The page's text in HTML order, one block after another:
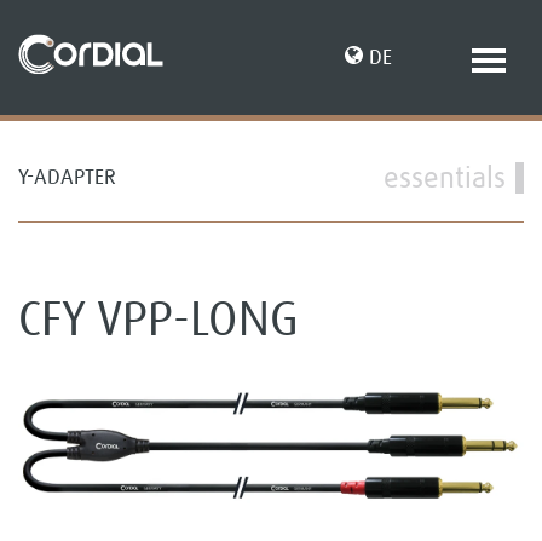
DE
Y-ADAPTER essentials
CFY VPP-LONG